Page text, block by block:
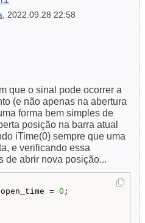
, 2022.09.28 22:58
que o sinal pode ocorrer a
(e não apenas na abertura
forma bem simples de
posição na barra atual
iTime(0) sempre que uma
e verificando essa
de abrir nova posição...
open_time = 0 ;